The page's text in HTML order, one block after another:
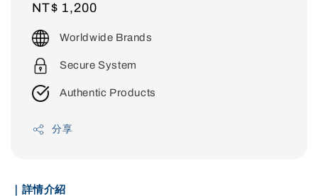
Regular
price
NT$ 1,200
Worldwide Brands
Secure System
Authentic Products
分享
｜詳情介紹